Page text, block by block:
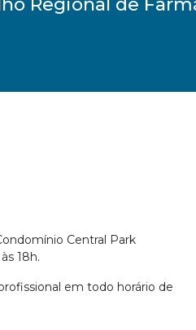
Regional de
Central Park
18h.
em todo horário de